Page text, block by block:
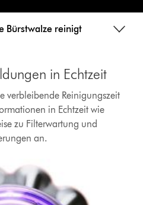
Bürstwalze reinigt
in Echtzeit
verbleibende Reinigungszeit
in Echtzeit wie
zu Filterwartung und
an.